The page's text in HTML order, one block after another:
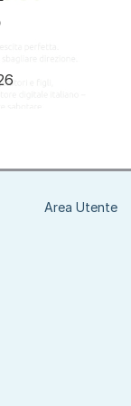
Area Utente